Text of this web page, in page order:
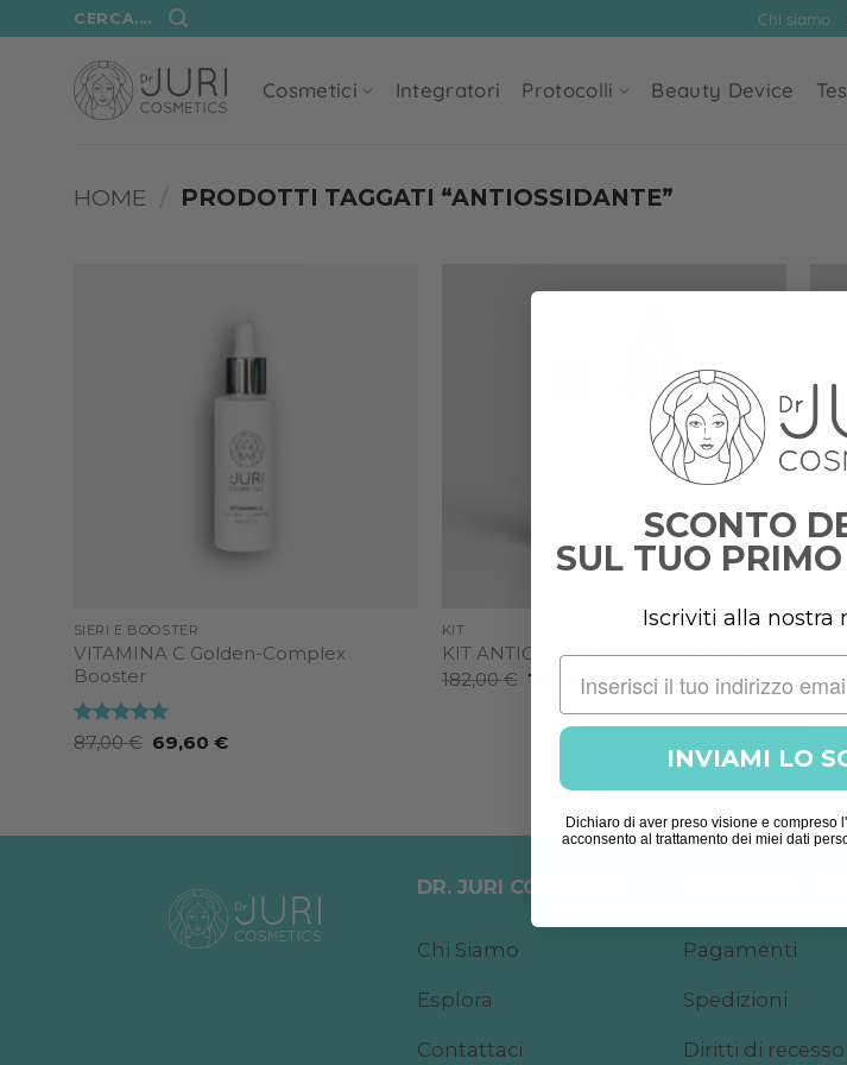
contenuti
CERCA.... Chi siamo
Cosmetici Integratori Protocolli Beauty Device
HOME / PRODOTTI TAGGATI “ANTIOSSIDANTE”
SIERI E BOOSTER
VITAMINA C Golden-Complex
Booster
Valutato 5
87,00€ Il
69,60€Il
KIT
KIT ANTIOSSIDANTE – ILLUMINANTE
182,00€ Il
prezzo
originale
era:
164,60€Il
prezzo
attuale
è:
164,60 €.
KIT
KIT
DR. JURI COSMETICS
Chi Siamo
Esplora
Contattaci
Pagamenti
Spedizioni
Diritti di recesso
SCONTO
SUL TUO
Iscriviti alla nostra
INVIAMI LO
Dichiaro di aver preso visione e compreso
acconsento al trattamento dei miei dati